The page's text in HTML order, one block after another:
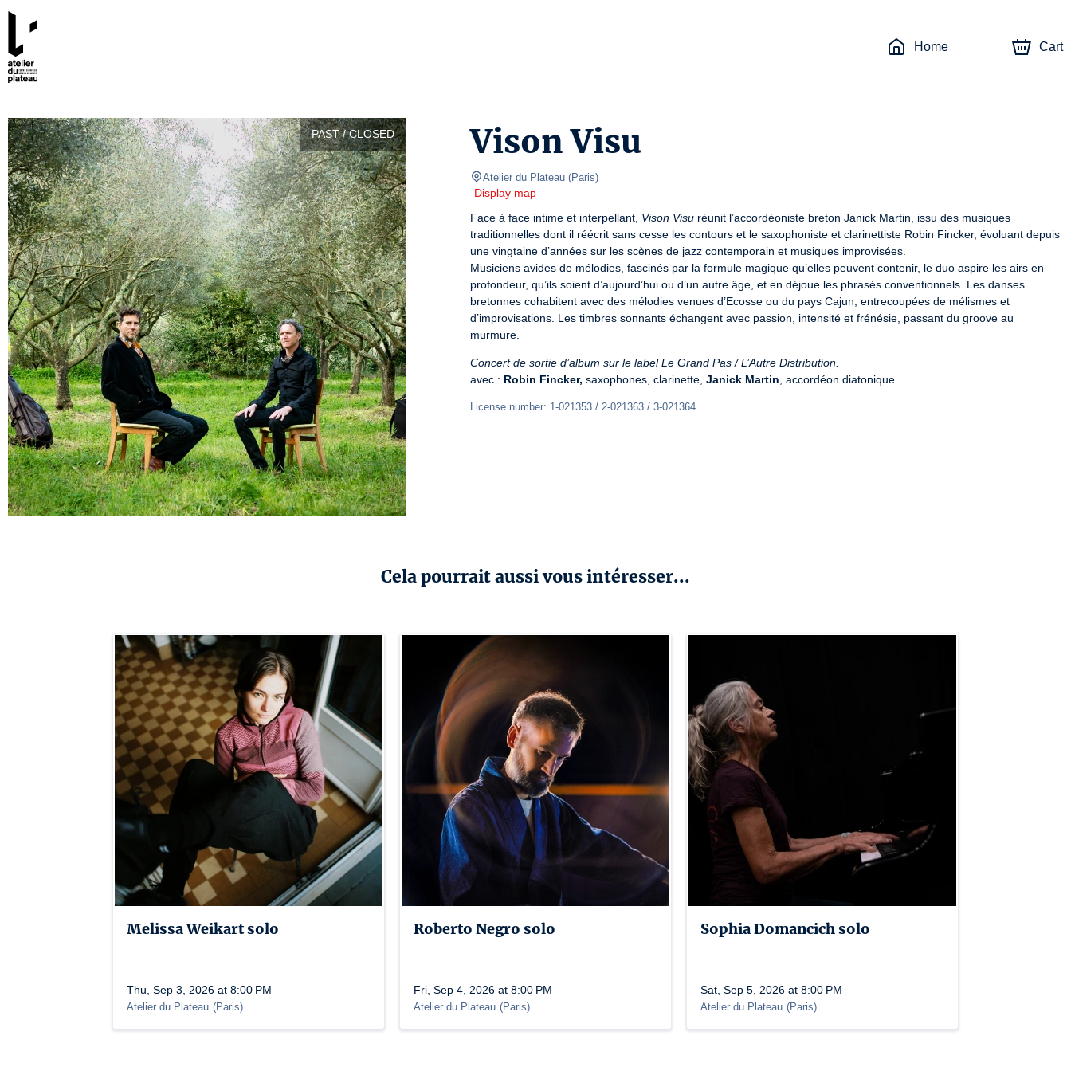
Home Cart
PAST / CLOSED Vison Visu
Atelier du Plateau (Paris)
Display map
Face à face intime et interpellant, Vison Visu réunit l’accordéoniste breton Janick Martin, issu des musiques
traditionnelles dont il réécrit sans cesse les contours et le saxophoniste et clarinettiste Robin Fincker, évoluant depuis
une vingtaine d’années sur les scènes de jazz contemporain et musiques improvisées.
Musiciens avides de mélodies, fascinés par la formule magique qu’elles peuvent contenir, le duo aspire les airs en
profondeur, qu’ils soient d’aujourd’hui ou d’un autre âge, et en déjoue les phrasés conventionnels. Les danses
bretonnes cohabitent avec des mélodies venues d’Ecosse ou du pays Cajun, entrecoupées de mélismes et
d’improvisations. Les timbres sonnants échangent avec passion, intensité et frénésie, passant du groove au
murmure.
Concert de sortie d’album sur le label Le Grand Pas / L’Autre Distribution.
avec : Robin Fincker, saxophones, clarinette, Janick Martin , accordéon diatonique.
License number: 1-021353 / 2-021363 / 3-021364
Cela pourrait aussi vous intéresser...
Melissa Weikart solo
Thu, Sep 3, 2026 at 8:00 PM
Atelier du Plateau (Paris)
Roberto Negro solo
Fri, Sep 4, 2026 at 8:00 PM
Atelier du Plateau (Paris)
Sophia Domancich solo
Sat, Sep 5, 2026 at 8:00 PM
Atelier du Plateau (Paris)